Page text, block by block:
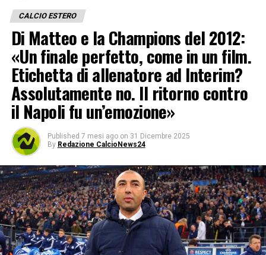
CALCIO ESTERO
Di Matteo e la Champions del 2012:
«Un finale perfetto, come in un film.
Etichetta di allenatore ad Interim?
Assolutamente no. Il ritorno contro
il Napoli fu un’emozione»
Published 7 mesi ago on 31 Dicembre 2025
By Redazione CalcioNews24